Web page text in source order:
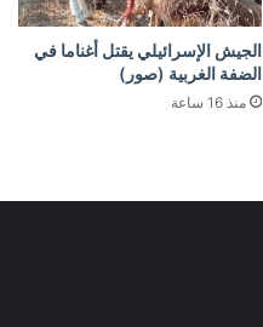
الجيش الإسرائيلي يقتل أغناما في
الضفة الغربية (صور)
منذ 16 ساعة